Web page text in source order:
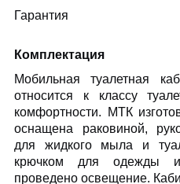
Гарантия
Комплектация
Мобильная туалетная
относится к классу
комфортности. МТК
оснащена раковиной,
для жидкого мыла и
крючком для одежды
проведено освещение.